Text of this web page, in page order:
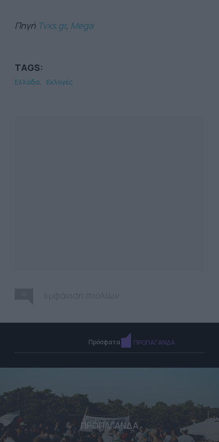
Πηγή Tvxs.gr, Mega
TAGS:
Ελλάδα Εκλογές
Πρόσφατα ΠΡΟΠΑΓΑΝΔΑ
ΠΡΟΠΑΓΑΝΔΑ